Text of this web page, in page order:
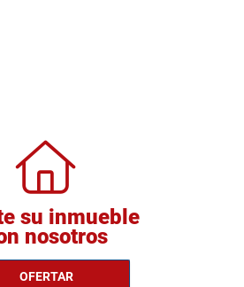
su inmueble
nosotros
OFERTAR